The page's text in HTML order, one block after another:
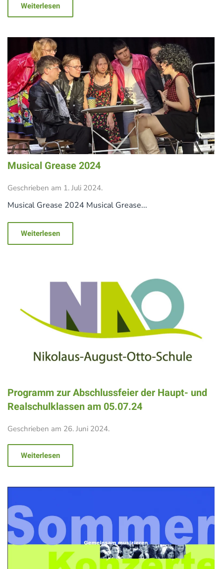
Weiterlesen
Musical Grease 2024
Geschrieben am 1. Juli 2024.
Musical Grease 2024 Musical Grease...
Weiterlesen
Programm zur Abschlussfeier der Haupt- und
Realschulklassen am 05.07.24
Geschrieben am 26. Juni 2024.
Weiterlesen